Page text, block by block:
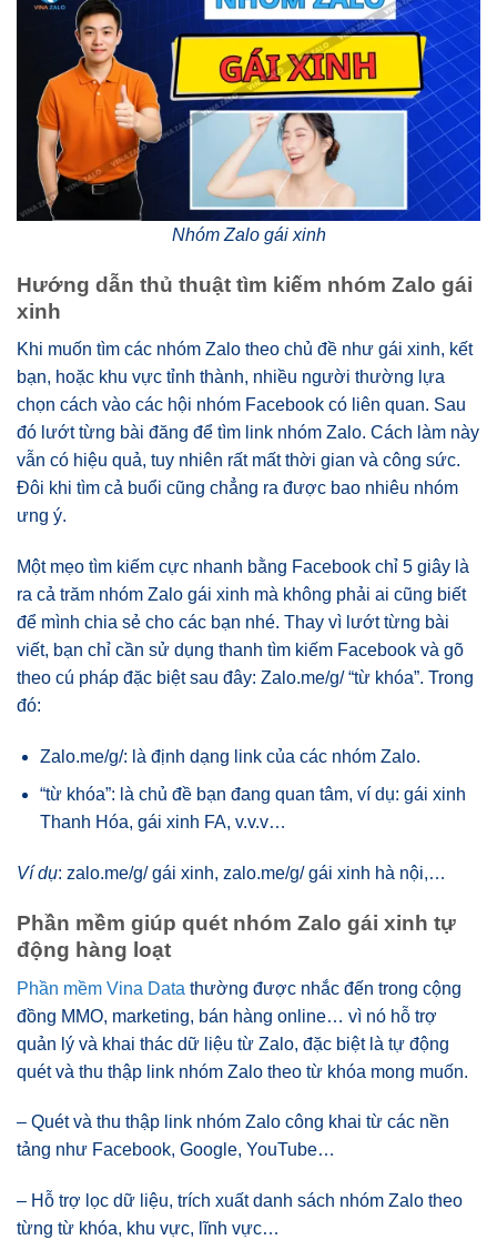
Nhóm Zalo gái xinh
Hướng dẫn thủ thuật tìm kiếm nhóm Zalo gái
xinh
Khi muốn tìm các nhóm Zalo theo chủ đề như gái xinh, kết
bạn, hoặc khu vực tỉnh thành, nhiều người thường lựa
chọn cách vào các hội nhóm Facebook có liên quan. Sau
đó lướt từng bài đăng để tìm link nhóm Zalo. Cách làm này
vẫn có hiệu quả, tuy nhiên rất mất thời gian và công sức.
Đôi khi tìm cả buổi cũng chẳng ra được bao nhiêu nhóm
ưng ý.
Một mẹo tìm kiếm cực nhanh bằng Facebook chỉ 5 giây là
ra cả trăm nhóm Zalo gái xinh mà không phải ai cũng biết
để mình chia sẻ cho các bạn nhé. Thay vì lướt từng bài
viết, bạn chỉ cần sử dụng thanh tìm kiếm Facebook và gõ
theo cú pháp đặc biệt sau đây: Zalo.me/g/ “từ khóa”. Trong
đó:
Zalo.me/g/: là định dạng link của các nhóm Zalo.
“từ khóa”: là chủ đề bạn đang quan tâm, ví dụ: gái xinh
Thanh Hóa, gái xinh FA, v.v.v…
Ví dụ: zalo.me/g/ gái xinh, zalo.me/g/ gái xinh hà nội,…
Phần mềm giúp quét nhóm Zalo gái xinh tự
động hàng loạt
Phần mềm Vina Data thường được nhắc đến trong cộng
đồng MMO, marketing, bán hàng online… vì nó hỗ trợ
quản lý và khai thác dữ liệu từ Zalo, đặc biệt là tự động
quét và thu thập link nhóm Zalo theo từ khóa mong muốn.
– Quét và thu thập link nhóm Zalo công khai từ các nền
tảng như Facebook, Google, YouTube…
– Hỗ trợ lọc dữ liệu, trích xuất danh sách nhóm Zalo theo
từng từ khóa, khu vực, lĩnh vực…